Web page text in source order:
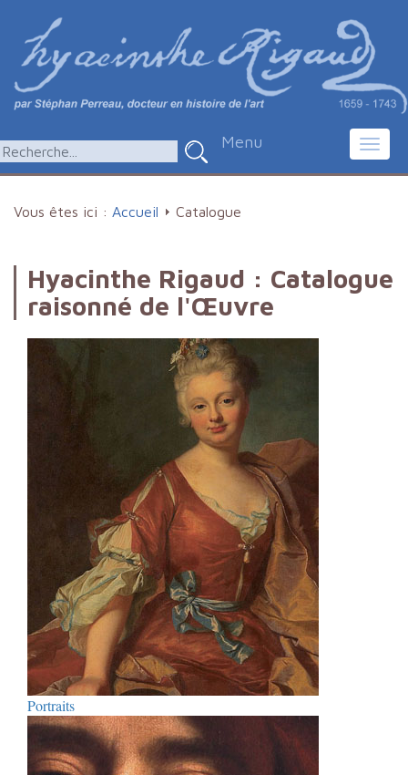
Menu
Vous êtes ici : Accueil Catalogue
Hyacinthe Rigaud : Catalogue
raisonné de l'Œuvre
Portraits